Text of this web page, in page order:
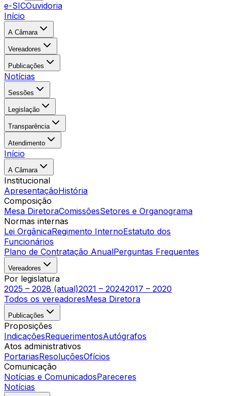
e-SICOuvidoria
Início
A Câmara
Vereadores
Publicações
Notícias
Sessões
Legislação
Transparência
Atendimento
Início
A Câmara
Institucional
ApresentaçãoHistória
Composição
Mesa DiretoraComissõesSetores e Organograma
Normas internas
Lei OrgânicaRegimento InternoEstatuto dos
Funcionários
Plano de Contratação AnualPerguntas Frequentes
Vereadores
Por legislatura
2025 – 2028 (atual)2021 – 20242017 – 2020
Todos os vereadoresMesa Diretora
Publicações
Proposições
IndicaçõesRequerimentosAutógrafos
Atos administrativos
PortariasResoluçõesOfícios
Comunicação
Notícias e ComunicadosPareceres
Notícias